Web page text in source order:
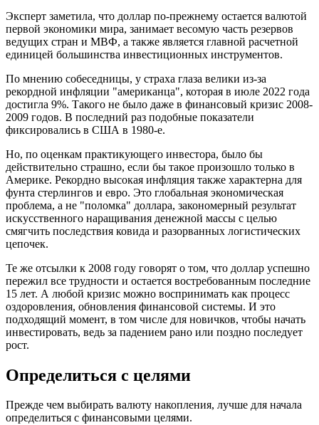
Эксперт заметила, что доллар по-прежнему остается валютой
первой экономики мира, занимает весомую часть резервов
ведущих стран и МВФ, а также является главной расчетной
единицей большинства инвестиционных инструментов.
По мнению собеседницы, у страха глаза велики из-за
рекордной инфляции "американца", которая в июле 2022 года
достигла 9%. Такого не было даже в финансовый кризис 2008-
2009 годов. В последний раз подобные показатели
фиксировались в США в 1980-е.
Но, по оценкам практикующего инвестора, было бы
действительно страшно, если бы такое произошло только в
Америке. Рекордно высокая инфляция также характерна для
фунта стерлингов и евро. Это глобальная экономическая
проблема, а не "поломка" доллара, закономерный результат
искусственного наращивания денежной массы с целью
смягчить последствия ковида и разорванных логистических
цепочек.
Те же отсылки к 2008 году говорят о том, что доллар успешно
пережил все трудности и остается востребованным последние
15 лет. А любой кризис можно воспринимать как процесс
оздоровления, обновления финансовой системы. И это
подходящий момент, в том числе для новичков, чтобы начать
инвестировать, ведь за падением рано или поздно последует
рост.
Определиться с целями
Прежде чем выбирать валюту накопления, лучше для начала
определиться с финансовыми целями.